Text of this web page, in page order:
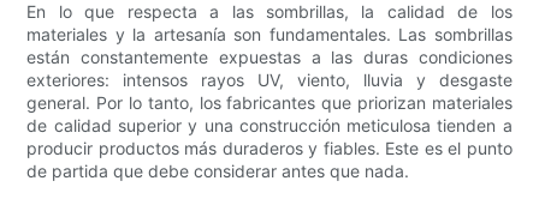
En lo que respecta a las sombrillas, la calidad de los
materiales y la artesanía son fundamentales. Las sombrillas
están constantemente expuestas a las duras condiciones
exteriores: intensos rayos UV, viento, lluvia y desgaste
general. Por lo tanto, los fabricantes que priorizan materiales
de calidad superior y una construcción meticulosa tienden a
producir productos más duraderos y fiables. Este es el punto
de partida que debe considerar antes que nada.